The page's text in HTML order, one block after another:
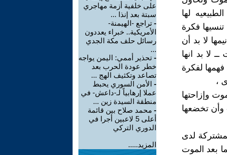
لها
فكرة
لا بد أن
لا بد انها
لفكرة
،
وإزاحتها
وأن تخضعها
لدى
بعد الموت
على خلفية أزمة مهاجري
سبتة بعد إنذا ...
- تراجع -الهيمنة-
الأمريكية.. خبراء يعددون
رسائل حلف مكة الجدي
...
- تحذير أممي: اليمن يواجه
خطر عودة الحرب بعد
تصاعد وتكثيف الهج ...
- الأمن السوري يحبط
عملا إرهابياً لـ-داعش- في
منطقة السيدة زين ...
- محمد صلاح بين قائمة
أعلى 5 لاعبين أجرا في
الدوري التركي
المزيد.....